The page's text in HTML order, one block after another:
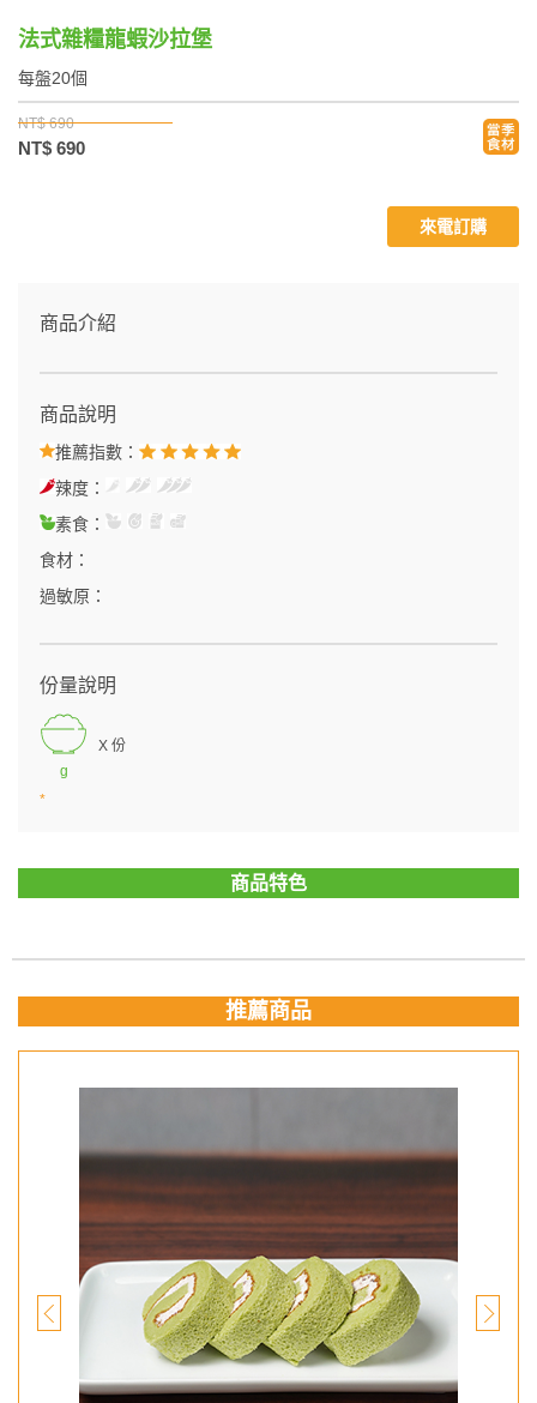
法式雜糧龍蝦沙拉堡
每盤20個
NT$ 690
NT$ 690
商品介紹
商品說明
推薦指數：
辣度：
素食：
食材：
過敏原：
份量說明
g
X 份
*
來電訂購
商品特色
推薦商品